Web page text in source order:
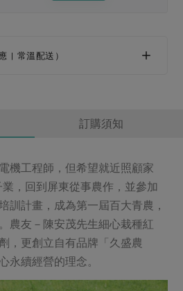
| 常溫配送）
訂購須知
機工程師，但希望就近照顧家
，回到屏東從事農作，並參加
訓計畫，成為第一屆百大青農，
農友－陳安茂先生細心栽種紅
，更創立自有品牌「久盛農
永續經營的理念。